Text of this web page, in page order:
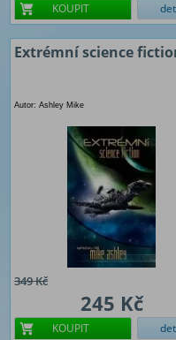
KOUPIT
Extrémní science
Autor: Ashley Mike
349 Kč
245 Kč
KOUPIT